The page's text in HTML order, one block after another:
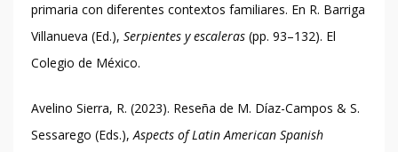
primaria con diferentes contextos familiares. En R. Barriga
Villanueva (Ed.), Serpientes y escaleras (pp. 93–132). El
Colegio de México.
Avelino Sierra, R. (2023). Reseña de M. Díaz-Campos & S.
Sessarego (Eds.),Aspects of Latin American Spanish